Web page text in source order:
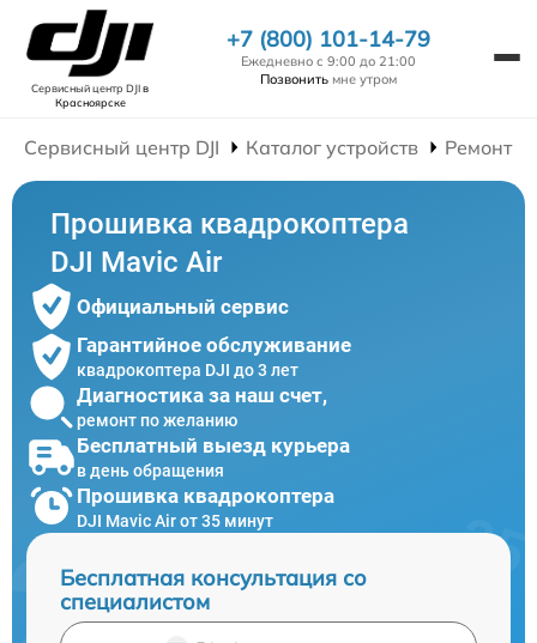
Сервисный центр DJIв
Красноярске
+7 (800) 101-14-79
Ежедневно с 9:00 до 21:00
Позвонить мне утром
Сервисный центр DJI Каталог устройств Ремонт
Прошивка квадрокоптера
DJI Mavic Air
Официальный сервис
Гарантийное обслуживание
квадрокоптера DJI до 3 лет
Диагностика за наш счет,
ремонт по желанию
Бесплатный выезд курьера
в день обращения
Прошивка квадрокоптера
DJI Mavic Air от 35 минут
Бесплатная консультация со
специалистом